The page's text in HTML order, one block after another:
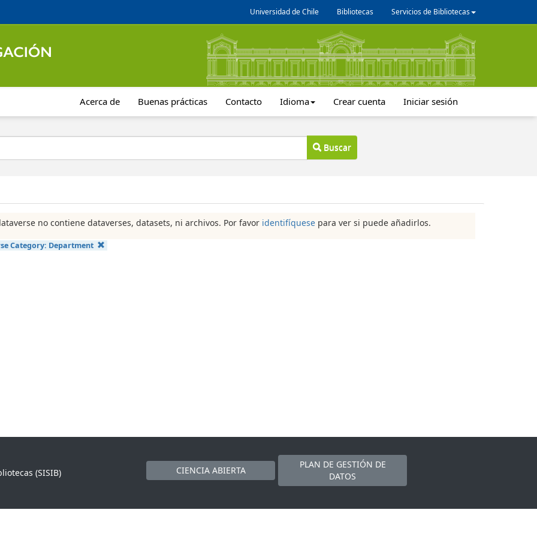
Universidad de Chile Bibliotecas Servicios de Bibliotecas
Acerca de Buenas prácticas Contacto Idioma Crear cuenta Iniciar sesión
Buscar
no contiene dataverses, datasets, ni archivos. Por favor identifíquese para ver si puede añadirlos.
Category: Department
(SISIB)
CIENCIA ABIERTA
PLAN DE GESTIÓN DE
DATOS